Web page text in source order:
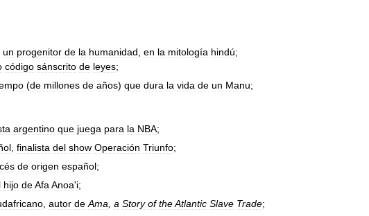
un progenitor de la humanidad en la mitología hindú;
código sánscrito de leyes;
(de millones de años) que dura la vida de un Manu;
argentino que juega para la NBA;
finalista del show Operación Triunfo;
de origen español;
hijo deAfa Anoa'i;
autor de Ama a Story of theAtlantic Slave Trade;